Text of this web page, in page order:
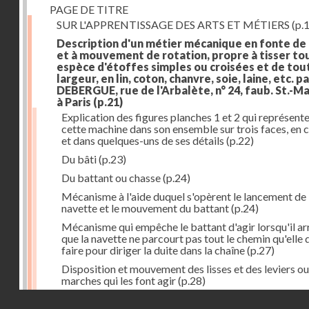
PAGE DE TITRE
SUR L'APPRENTISSAGE DES ARTS ET MÉTIERS
Description d'un métier mécanique en fonte
et à mouvement de rotation, propre à tisser
espèce d'étoffes simples ou croisées et de
largeur, en lin, coton, chanvre, soie, laine, etc.
DEBERGUE, rue de l'Arbalète, n° 24, faub. St.-
à Paris (p.21)
Explication des figures planches 1 et 2 qui
cette machine dans son ensemble sur trois faces, en
et dans quelques-uns de ses détails (p.22)
Du bâti(p.23)
Du battant ou chasse(p.24)
Mécanisme à l'aide duquel s'opèrent le lancement de
navette et le mouvement du battant(p.24)
Mécanisme qui empêche le battant d'agir lorsqu'il
que la navette ne parcourt pas tout le chemin qu'elle
faire pour diriger la duite dans la chaîne(p.27)
Disposition et mouvement des lisses et des leviers ou
marches qui les font agir(p.28)